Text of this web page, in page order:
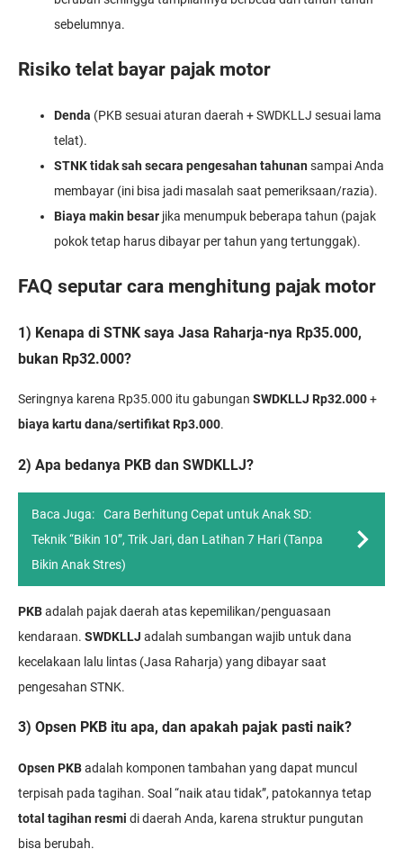
sebelumnya.
Risiko telat bayar pajak motor
Denda (PKB sesuai aturan daerah + SWDKLLJ sesuai lama
telat).
STNK tidak sah secara pengesahan tahunansampai Anda
membayar (ini bisa jadi masalah saat pemeriksaan/razia).
Biaya makin besar jika menumpuk beberapa tahun (pajak
pokok tetap harus dibayar per tahun yang tertunggak).
FAQ seputar cara menghitung pajak motor
1) Kenapa di STNK saya Jasa Raharja-nya Rp35.000,
bukan Rp32.000?
Seringnya karena Rp35.000 itu gabungan SWDKLLJ Rp32.000+
biaya kartu dana/sertifikat Rp3.000.
2) Apa bedanya PKB dan SWDKLLJ?
Baca Juga:
Cara Berhitung Cepat untuk Anak SD:
Teknik “Bikin 10”, Trik Jari, dan Latihan 7 Hari (Tanpa
Bikin Anak Stres)
PKBadalah pajak daerah atas kepemilikan/penguasaan
kendaraan. SWDKLLJ adalah sumbangan wajib untuk dana
kecelakaan lalu lintas (Jasa Raharja) yang dibayar saat
pengesahan STNK.
3) Opsen PKB itu apa, dan apakah pajak pasti naik?
Opsen PKBadalah komponen tambahan yang dapat muncul
terpisah pada tagihan. Soal “naik atau tidak”, patokannya tetap
total tagihan resmi di daerah Anda, karena struktur pungutan
bisa berubah.